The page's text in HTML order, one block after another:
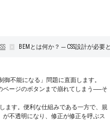
BEMとは何か？ ─ CSS設計が必要
御不能になる」問題に直面します。
ページのボタンまで崩れてしまう──そ
ます。便利な仕組みである一方で、規
不透明になり、修正が修正を呼ぶス